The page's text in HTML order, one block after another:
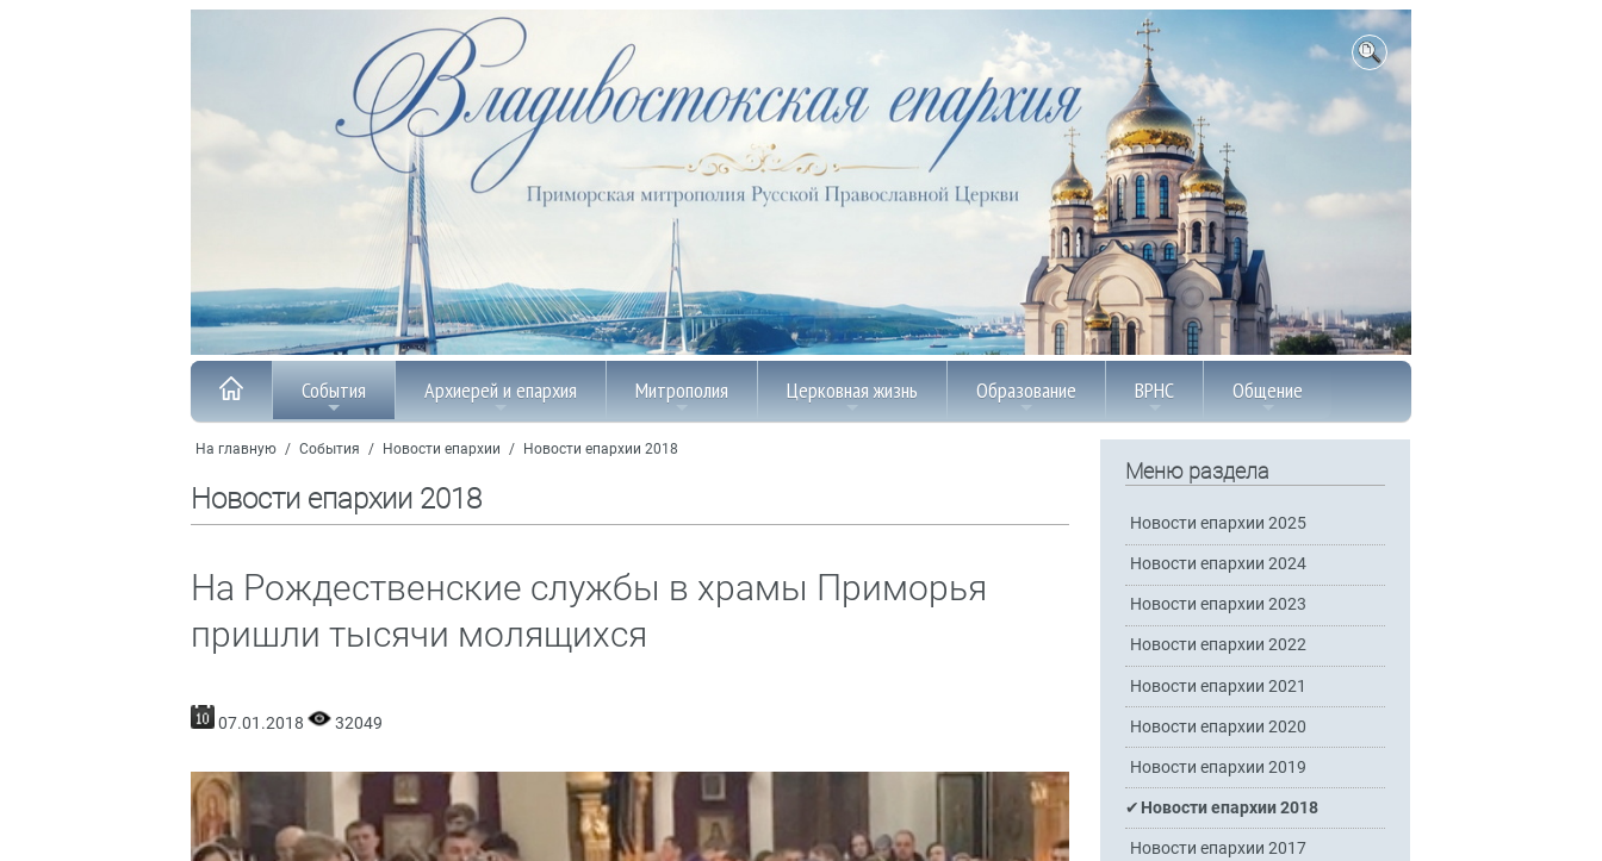
События Архиерей и епархия Митрополия Церковная жизнь Образование ВРНС Общение
На главную / События / Новости епархии / Новости епархии 2018
Новости епархии 2018
На Рождественские службы в храмы Приморья
пришли тысячи молящихся
07.01.2018 32049
Меню раздела
Новости епархии 2025
Новости епархии 2024
Новости епархии 2023
Новости епархии 2022
Новости епархии 2021
Новости епархии 2020
Новости епархии 2019
Новости епархии 2018
Новости епархии 2017